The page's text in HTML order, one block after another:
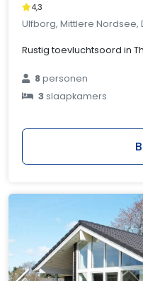
4,3
Ulfborg, Mittlere Nordsee,
Rustig toevluchtsoord in
8personen
3slaapkamers